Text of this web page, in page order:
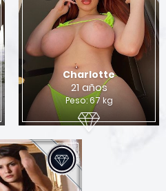
Charlotte
21 años
Peso: 67 kg